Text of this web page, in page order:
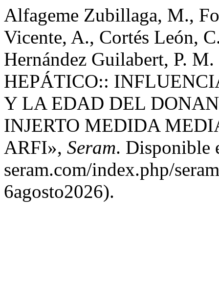
Alfageme Zubillaga, M.,
Vicente, A., Cortés León,
Hernández Guilabert, P.
HEPÁTICO::
Y LA EDAD DEL
INJERTO MEDIDA
ARFI», Seram. Disponible
seram.com/index.php/
6agosto2026).